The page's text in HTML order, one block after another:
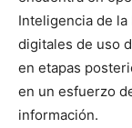
Inteligencia de
digitales de uso
en etapas
en un esfuerzo
información.